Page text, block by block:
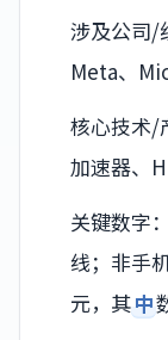
涉及公司/
Meta、
核心技术/
加速器、
关键数字
线；非手
元，其中